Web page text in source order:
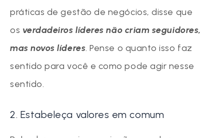
práticas de gestão de negócios, disse que
os verdadeiros líderes não criam seguidores,
mas novos líderes. Pense o quanto isso faz
sentido para você e como pode agir nesse
sentido.
2. Estabeleça valores em comum